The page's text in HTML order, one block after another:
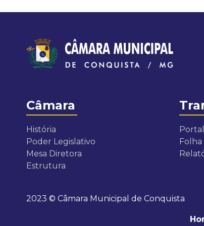
c
p
a
l
d
e
Câmara
História
Poder Legislativo
Mesa Diretora
Estrutura
2023 © Câmara Municipal de Conquista